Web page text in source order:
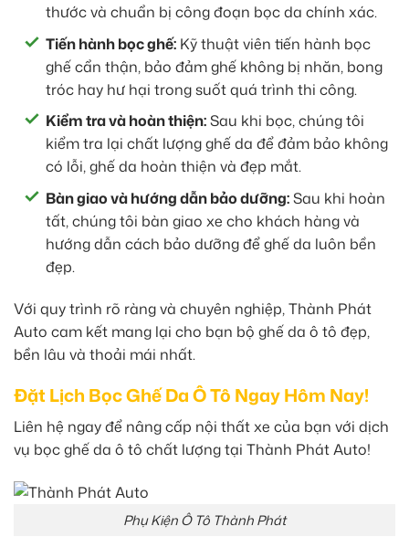
thước và chuẩn bị công đoạn bọc da chính xác.
Tiến hành bọc ghế: Kỹ thuật viên tiến hành bọc
ghế cẩn thận, bảo đảm ghế không bị nhăn, bong
tróc hay hư hại trong suốt quá trình thi công.
Kiểm tra và hoàn thiện:Sau khi bọc, chúng tôi
kiểm tra lại chất lượng ghế da để đảm bảo không
có lỗi, ghế da hoàn thiện và đẹp mắt.
Bàn giao và hướng dẫn bảo dưỡng:Sau khi hoàn
tất, chúng tôi bàn giao xe cho khách hàng và
hướng dẫn cách bảo dưỡng để ghế da luôn bền
đẹp.
Với quy trình rõ ràng và chuyên nghiệp, Thành Phát
Auto cam kết mang lại cho bạn bộ ghế da ô tô đẹp,
bền lâu và thoải mái nhất.
Đặt Lịch Bọc Ghế Da Ô Tô Ngay Hôm Nay!
Liên hệ ngay để nâng cấp nội thất xe của bạn với dịch
vụ bọc ghế da ô tô chất lượng tại Thành Phát Auto!
Phụ Kiện Ô Tô Thành Phát